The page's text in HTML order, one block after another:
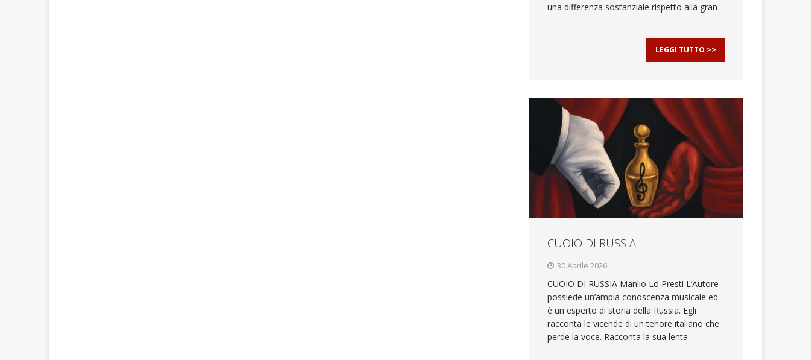
una differenza sostanziale rispetto alla gran
LEGGI TUTTO >>
CUOIO DI RUSSIA
30 Aprile 2026
CUOIO DI RUSSIA Manlio Lo Presti L’Autore
possiede un’ampia conoscenza musicale ed
è un esperto di storia della Russia. Egli
racconta le vicende di un tenore italiano che
perde la voce. Racconta la sua lenta